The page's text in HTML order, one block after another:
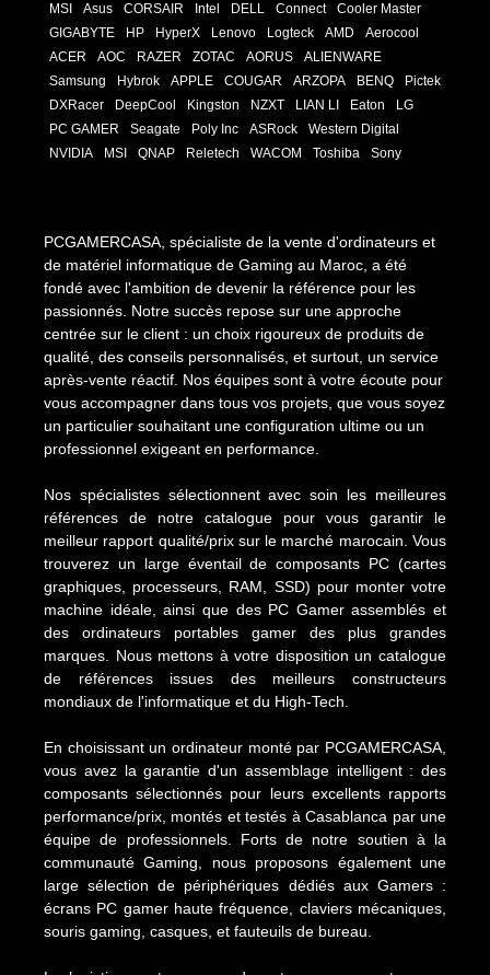
MSI Asus CORSAIR Intel DELL Connect
Cooler Master
GIGABYTE
HP HyperX Lenovo Logteck AMD
Aerocool
ACER
AOC RAZER ZOTAC AORUS
ALIENWARE
Samsung
Hybrok APPLE COUGAR ARZOPA BENQ
Pictek
DXRacer
DeepCool Kingston NZXT LIAN LI Eaton
LG
PC GAMER
Seagate Poly Inc ASRock
Western Digital
NVIDIA
MSI QNAP Reletech WACOM Toshiba Sony
PCGAMERCASA, spécialiste de la vente d'ordinateurs et
de matériel informatique de Gaming au Maroc, a été
fondé avec l'ambition de devenir la référence pour les
passionnés. Notre succès repose sur une approche
centrée sur le client : un choix rigoureux de produits de
qualité, des conseils personnalisés, et surtout, un service
après-vente réactif. Nos équipes sont à votre écoute pour
vous accompagner dans tous vos projets, que vous soyez
un particulier souhaitant une configuration ultime ou un
professionnel exigeant en performance.
Nos spécialistes sélectionnent avec soin les meilleures
références de notre catalogue pour vous garantir le
meilleur rapport qualité/prix sur le marché marocain. Vous
trouverez un large éventail de composants PC (cartes
graphiques, processeurs, RAM, SSD) pour monter votre
machine idéale, ainsi que des PC Gamer assemblés et
des ordinateurs portables gamer des plus grandes
marques. Nous mettons à votre disposition un catalogue
de références issues des meilleurs constructeurs
mondiaux de l'informatique et du High-Tech.
En choisissant un ordinateur monté par PCGAMERCASA,
vous avez la garantie d'un assemblage intelligent : des
composants sélectionnés pour leurs excellents rapports
performance/prix, montés et testés à Casablanca par une
équipe de professionnels. Forts de notre soutien à la
communauté Gaming, nous proposons également une
large sélection de périphériques dédiés aux Gamers :
écrans PC gamer haute fréquence, claviers mécaniques,
souris gaming, casques, et fauteuils de bureau.